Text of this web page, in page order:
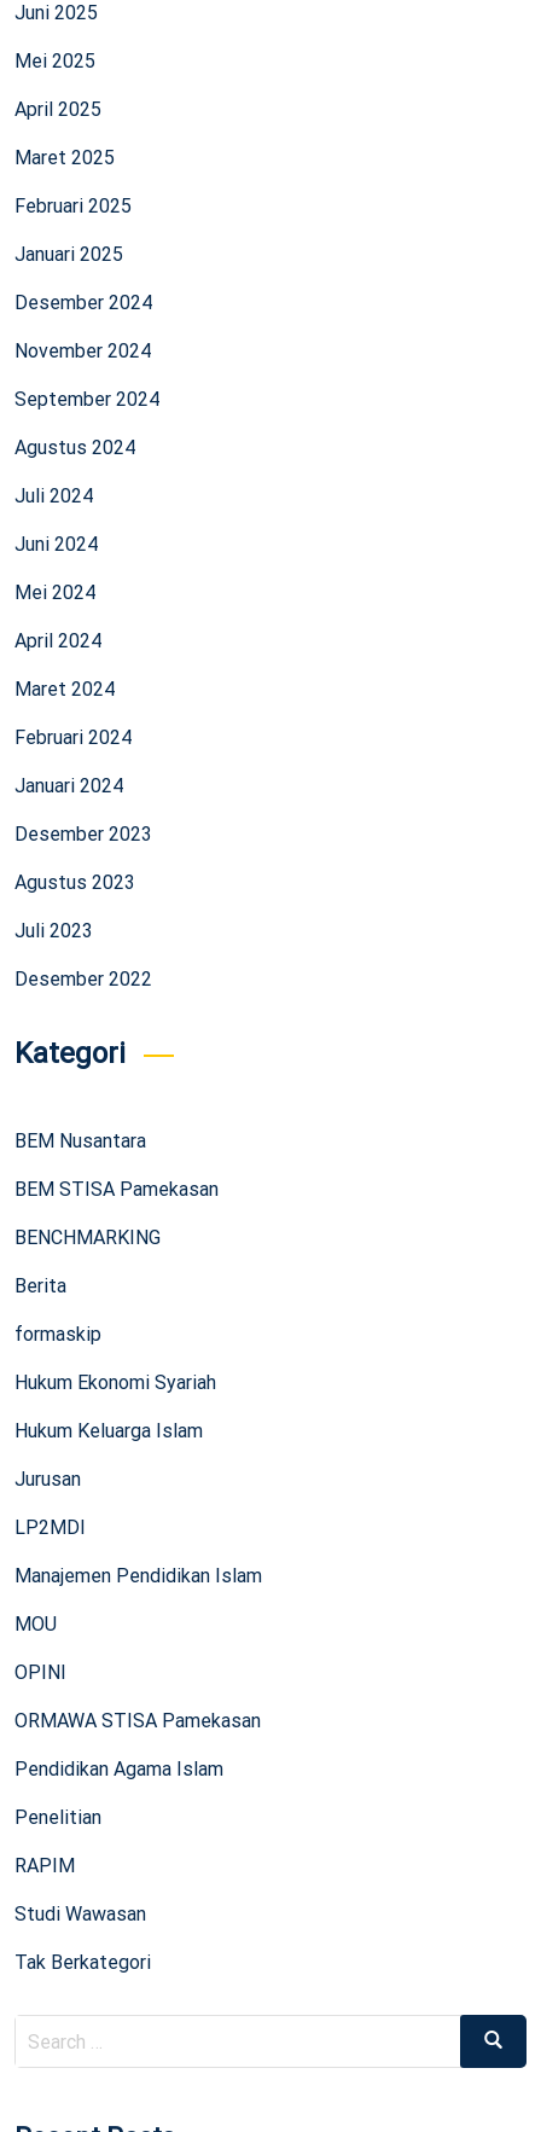
Juni 2025
Mei 2025
April 2025
Maret 2025
Februari 2025
Januari 2025
Desember 2024
November 2024
September 2024
Agustus 2024
Juli 2024
Juni 2024
Mei 2024
April 2024
Maret 2024
Februari 2024
Januari 2024
Desember 2023
Agustus 2023
Juli 2023
Desember 2022
Kategori
BEM Nusantara
BEM STISA Pamekasan
BENCHMARKING
Berita
formaskip
Hukum Ekonomi Syariah
Hukum Keluarga Islam
Jurusan
LP2MDI
Manajemen Pendidikan Islam
MOU
OPINI
ORMAWA STISA Pamekasan
Pendidikan Agama Islam
Penelitian
RAPIM
Studi Wawasan
Tak Berkategori
Search
for:
Search